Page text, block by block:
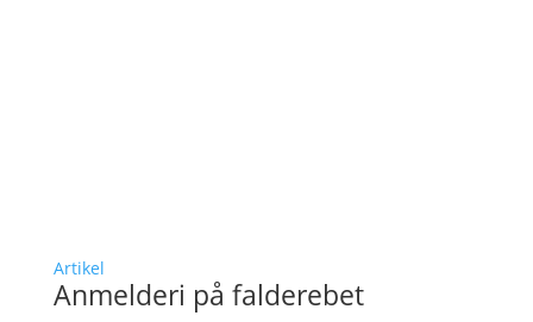
Artikel
Anmelderi på falderebet